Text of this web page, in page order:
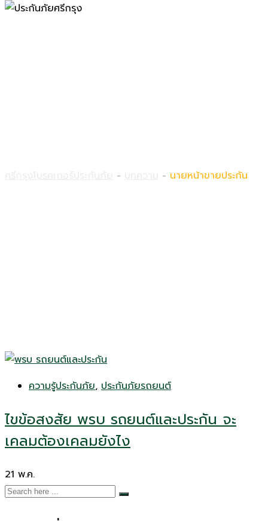
- - นายหน้าขายประกัน
ความรู้ประกันภัย, ประกันภัยรถยนต์
ไขข้อสงสัย พรบ รถยนต์และประกัน จะ
เคลมต้องเคลมยังไง
21 พ.ค.